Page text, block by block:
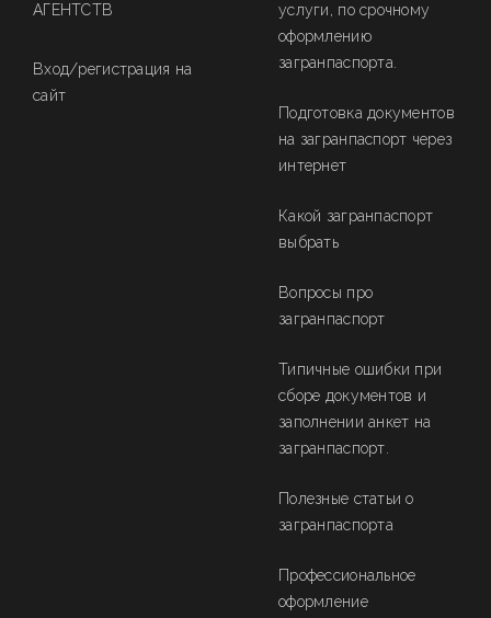
АГЕНТСТВ
Вход/регистрация на
сайт
услуги, по срочному
оформлению
загранпаспорта.
Подготовка документов
на загранпаспорт через
интернет
Какой загранпаспорт
выбрать
Вопросы про
загранпаспорт
Типичные ошибки при
сборе документов и
заполнении анкет на
загранпаспорт.
Полезные статьи о
загранпаспорта
Профессиональное
оформление